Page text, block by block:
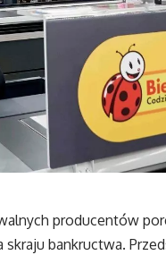
producentów
bankructwa.